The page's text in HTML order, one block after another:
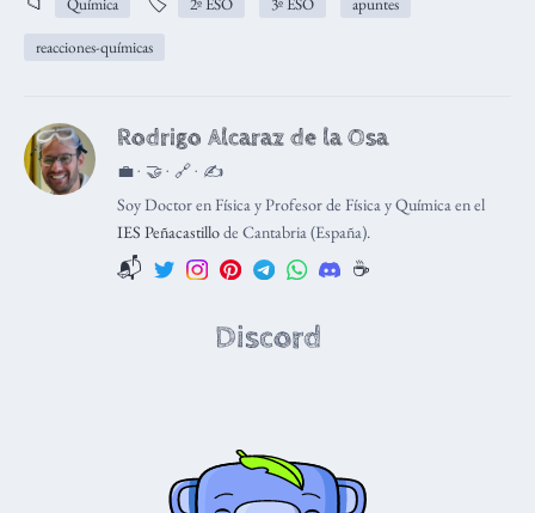
Química 2º ESO 3º ESO apuntes
reacciones-químicas
Rodrigo Alcaraz de la Osa
💼 · 🤝 · 🔗 · ✍️
Soy Doctor en Física y Profesor de Física y Química en el
IES Peñacastillode Cantabria (España).
📬 ☕️
Discord